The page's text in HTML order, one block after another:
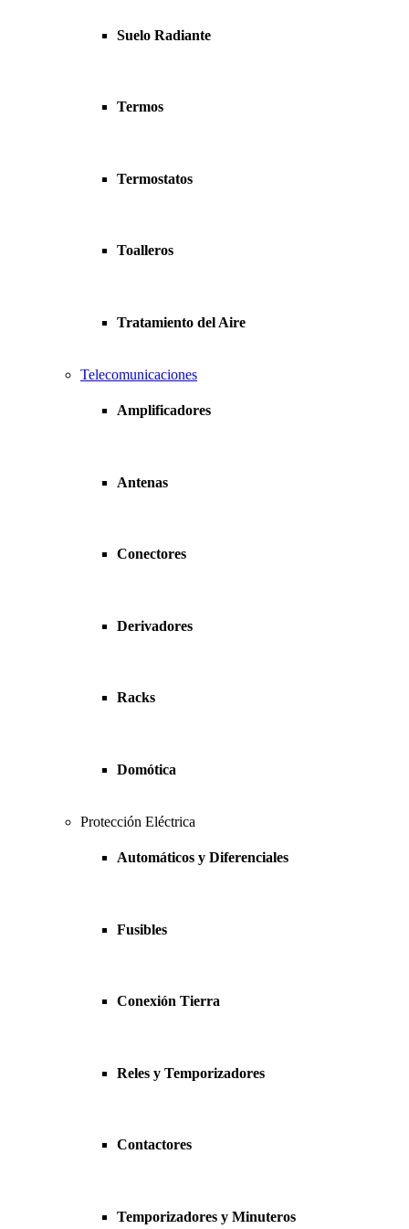
Suelo Radiante
Termos
Termostatos
Toalleros
Tratamiento del Aire
Telecomunicaciones
Amplificadores
Antenas
Conectores
Derivadores
Racks
Domótica
Protección Eléctrica
Automáticos y Diferenciales
Fusibles
Conexión Tierra
Reles y Temporizadores
Contactores
Temporizadores y Minuteros